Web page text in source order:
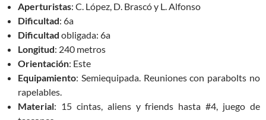
Aperturistas: C. López, D. Brascó y L. Alfonso
Dificultad: 6a
Dificultad obligada: 6a
Longitud: 240 metros
Orientación: Este
Equipamiento: Semiequipada. Reuniones con parabolts no
rapelables.
Material: 15 cintas, aliens y friends hasta #4, juego de